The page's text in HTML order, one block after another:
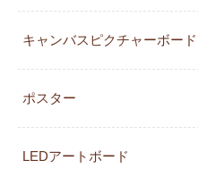
キャンバスピクチャーボード
ポスター
LEDアートボード